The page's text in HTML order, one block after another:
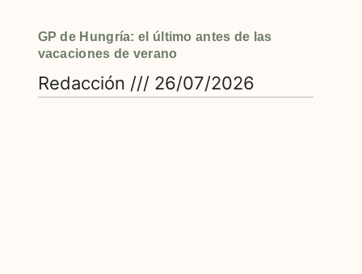
GP de Hungría: el último antes de las
vacaciones de verano
Redacción 26/07/2026